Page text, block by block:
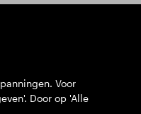
Voor
Door op 'Alle